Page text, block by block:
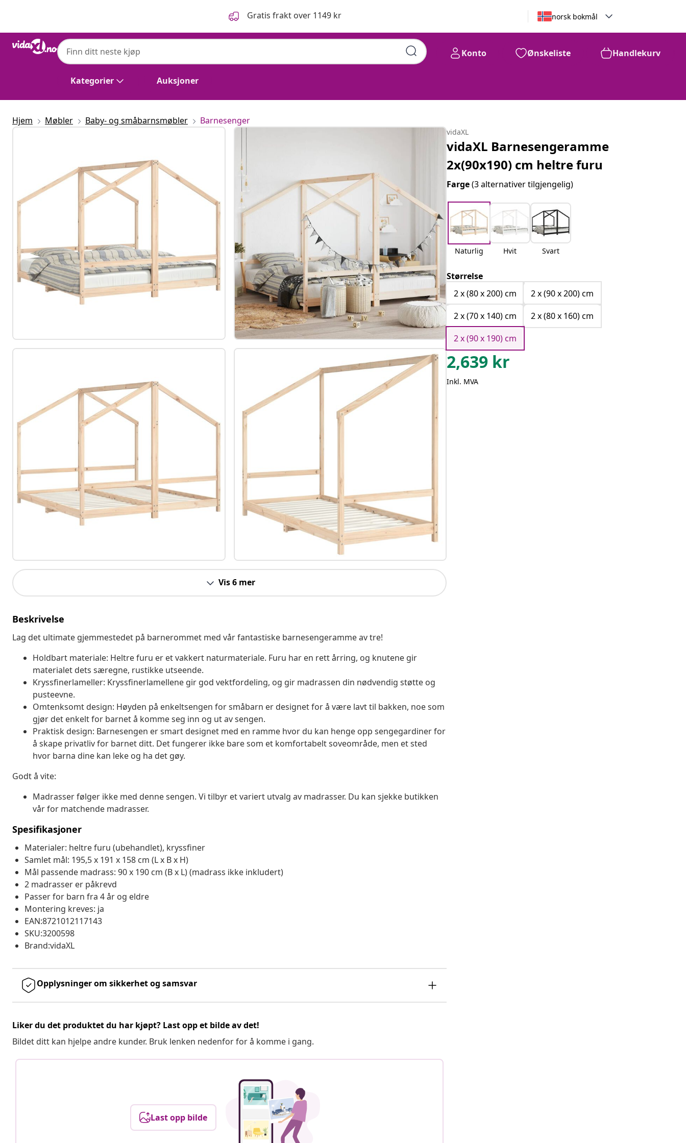
Gratis frakt over 1149 kr norsk bokmål
Kategorier Auksjoner
Konto Ønskeliste Handlekurv
Hjem Møbler Baby- og småbarnsmøbler Barnesenger
Vis 6 mer
Beskrivelse
Lag det ultimate gjemmestedet på barnerommet med vår fantastiske barnesengeramme av tre!
Holdbart materiale: Heltre furu er et vakkert naturmateriale. Furu har en rett årring, og knutene gir
materialet dets særegne, rustikke utseende.
Kryssfinerlameller: Kryssfinerlamellene gir god vektfordeling, og gir madrassen din nødvendig støtte og
pusteevne.
Omtenksomt design: Høyden på enkeltsengen for småbarn er designet for å være lavt til bakken, noe som
gjør det enkelt for barnet å komme seg inn og ut av sengen.
Praktisk design: Barnesengen er smart designet med en ramme hvor du kan henge opp sengegardiner for
å skape privatliv for barnet ditt. Det fungerer ikke bare som et komfortabelt soveområde, men et sted
hvor barna dine kan leke og ha det gøy.
Godt å vite:
Madrasser følger ikke med denne sengen. Vi tilbyr et variert utvalg av madrasser. Du kan sjekke butikken
vår for matchende madrasser.
Spesifikasjoner
Materialer: heltre furu (ubehandlet), kryssfiner
Samlet mål: 195,5 x 191 x 158 cm (L x B x H)
Mål passende madrass: 90 x 190 cm (B x L) (madrass ikke inkludert)
2 madrasser er påkrevd
Passer for barn fra 4 år og eldre
Montering kreves: ja
EAN:8721012117143
SKU:3200598
Brand:vidaXL
Opplysninger om sikkerhet og samsvar
Liker du det produktet du har kjøpt? Last opp et bilde av det!
Bildet ditt kan hjelpe andre kunder. Bruk lenken nedenfor for å komme i gang.
Last opp bilde
vidaXL
vidaXL Barnesengeramme
2x(90x190) cm heltre furu
Farge(3 alternativer tilgjengelig)
Naturlig Hvit Svart
Størrelse
2 x (80 x 200) cm
2 x (90 x 200) cm
2 x (70 x 140) cm
2 x (80 x 160) cm
2 x (90 x 190) cm
2,639 kr
Inkl. MVA